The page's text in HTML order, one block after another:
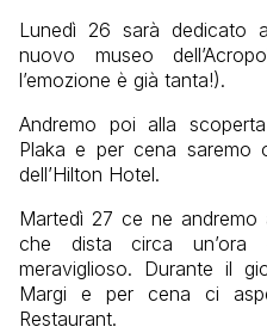
Lunedì 26 sarà dedicato
nuovo museo
l’emozione è già tanta!).
Andremo poi alla
Plaka e per cena saremo
dell’Hilton Hotel.
Martedì 27 ce ne andremo
che dista circa
meraviglioso. Durante il
Margi e per cena ci
Restaurant.